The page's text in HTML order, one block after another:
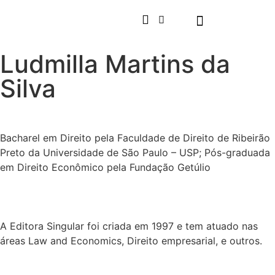
Ludmilla Martins da
Silva
Bacharel em Direito pela Faculdade de Direito de Ribeirão
Preto da Universidade de São Paulo – USP; Pós-graduada
em Direito Econômico pela Fundação Getúlio
A Editora Singular foi criada em 1997 e tem atuado nas
áreas Law and Economics, Direito empresarial, e outros.